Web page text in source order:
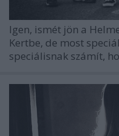
Igen, ismét jön a
Kertbe, de most
speciálisnak számít,